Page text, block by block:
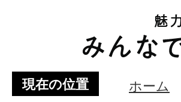
現在の位置 ホーム